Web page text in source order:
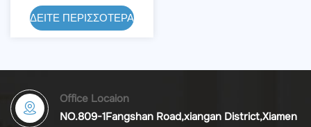
ΔΕΙΤΕ ΠΕΡΙΣΣΟΤΕΡΑ
Office Locaion
NO.809-1Fangshan Road,xiangan District,Xiamen